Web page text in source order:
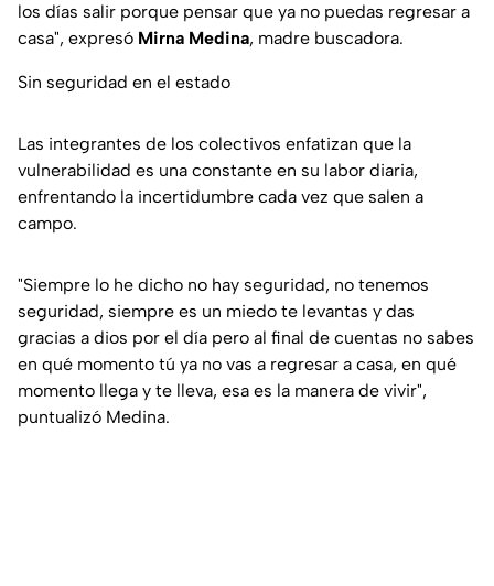
los días salir porque pensar que ya no puedas regresar a
casa", expresó Mirna Medina, madre buscadora.
Sin seguridad en el estado
Las integrantes de los colectivos enfatizan que la
vulnerabilidad es una constante en su labor diaria,
enfrentando la incertidumbre cada vez que salen a
campo.
"Siempre lo he dicho no hay seguridad, no tenemos
seguridad, siempre es un miedo te levantas y das
gracias a dios por el día pero al final de cuentas no sabes
en qué momento tú ya no vas a regresar a casa, en qué
momento llega y te lleva, esa es la manera de vivir",
puntualizó Medina.